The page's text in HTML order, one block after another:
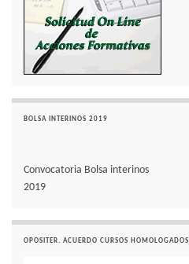
BOLSA INTERINOS 2019
Convocatoria Bolsa interinos
2019
OPOSITER. ACUERDO CURSOS HOMOLOGADOS